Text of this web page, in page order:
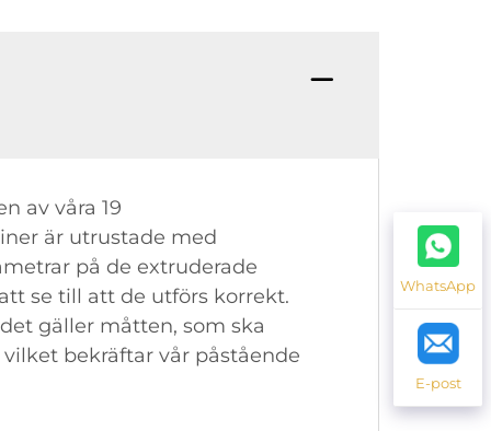
av våra 19
är utrustade med
på de extruderade
se till att de utförs korrekt.
gäller måtten, som ska
bekräftar vår påstående
WhatsApp
E-post